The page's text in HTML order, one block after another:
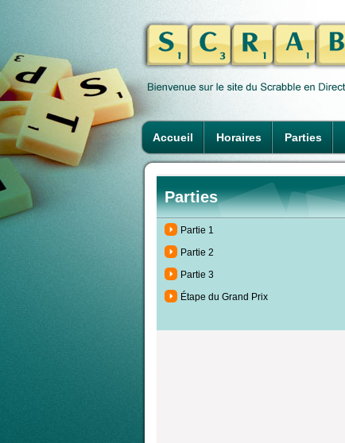
Accueil Horaires Parties
Parties
Partie 1
Partie 2
Partie 3
Étape du Grand Prix